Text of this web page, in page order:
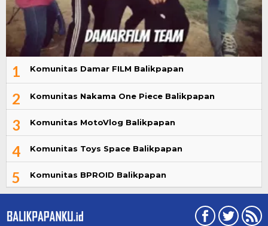
1 Komunitas Damar FILM Balikpapan
2 Komunitas Nakama One Piece Balikpapan
3 Komunitas MotoVlog Balikpapan
4 Komunitas Toys Space Balikpapan
5 Komunitas BPROID Balikpapan